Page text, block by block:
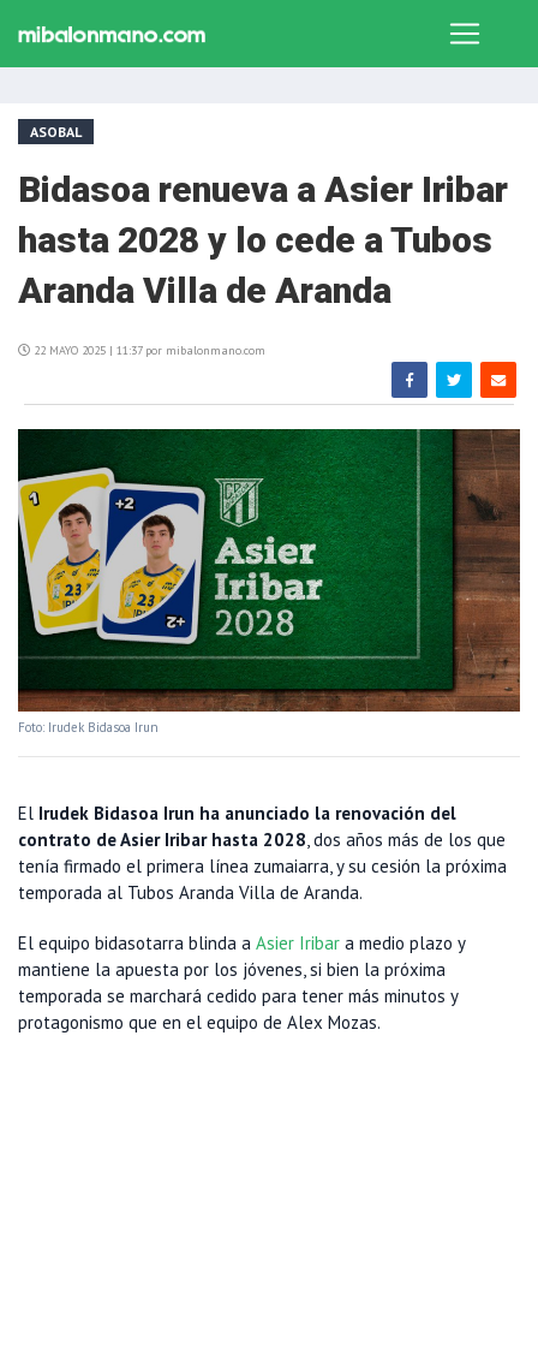
ASOBAL
Bidasoa renueva a Asier Iribar
hasta 2028 y lo cede a Tubos
Aranda Villa de Aranda
22 MAYO 2025 | 11:37 por mibalonmano.com
Foto: Irudek Bidasoa Irun
El Irudek Bidasoa Irun ha anunciado la renovación del
contrato de Asier Iribar hasta 2028, dos años más de los que
tenía firmado el primera línea zumaiarra, y su cesión la próxima
temporada al Tubos Aranda Villa de Aranda.
El equipo bidasotarra blinda a Asier Iribar a medio plazo y
mantiene la apuesta por los jóvenes, si bien la próxima
temporada se marchará cedido para tener más minutos y
protagonismo que en el equipo de Alex Mozas.